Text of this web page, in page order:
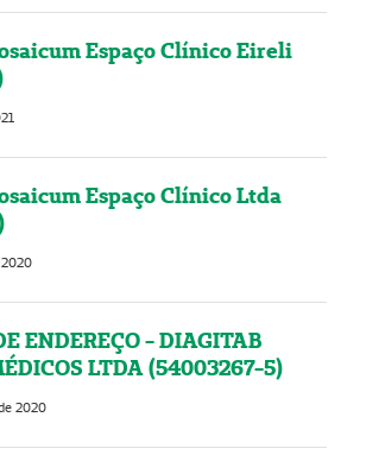
Espaço Clínico Eireli
Espaço Clínico Ltda
ENDEREÇO - DIAGITAB
LTDA (54003267-5)
2020